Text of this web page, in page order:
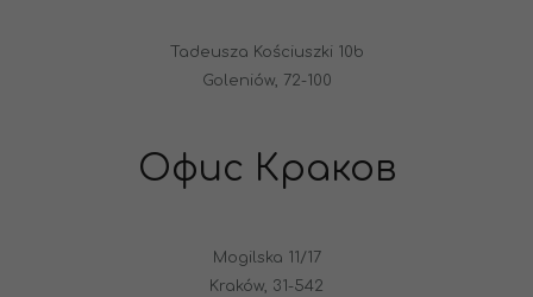
Tadeusza Kościuszki 10b
Goleniów, 72-100
Офис Краков
Mogilska 11/17
Kraków, 31-542